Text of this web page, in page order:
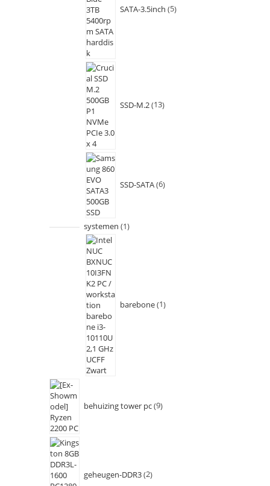
SATA-3.5inch 5
SSD-M.2 13
SSD-SATA 6
systemen 1
barebone 1
behuizing tower pc 9
geheugen-DDR3 2